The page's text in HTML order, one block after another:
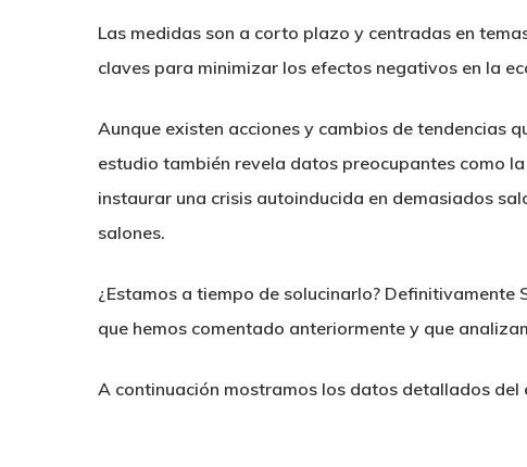
Las medidas son a corto plazo y centradas en
claves para minimizar los efectos negativos en la
Aunque existen acciones y cambios de tendencias
estudio también revela datos preocupantes como
instaurar una crisis autoinducida en demasiados
salones.
¿Estamos a tiempo de solucinarlo?
que hemos comentado anteriormente y que
A continuación mostramos los datos detallados del